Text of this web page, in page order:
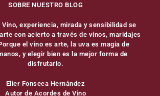
SOBRE NUESTRO BLOG
Vino, experiencia, mirada y sensibilidad se
con acierto a través de vinos, maridajes
el vino es arte, la uva es magia de
y elegir bien es la mejor forma de
disfrutarlo.
Elier Fonseca Hernández
Autor de Acordes de Vino